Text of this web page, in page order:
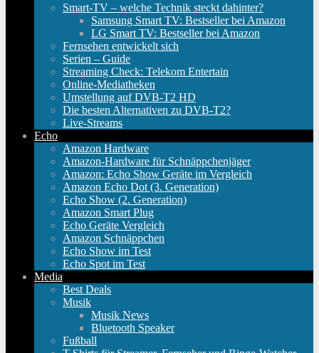
Smart-TV – welche Technik steckt dahinter?
Samsung Smart TV: Bestseller bei Amazon
LG Smart TV: Bestseller bei Amazon
Fernsehen entwickelt sich
Serien – Guide
Streaming Check: Telekom Entertain
Online-Mediatheken
Umstellung auf DVB-T2 HD
Die besten Alternativen zu DVB-T2?
Live-Streams
Echo
Amazon Hardware
Amazon-Hardware für Schnäppchenjäger
Amazon: Echo Show Geräte im Vergleich
Amazon Echo Dot (3. Generation)
Echo Show (2. Generation)
Amazon Smart Plug
Echo Geräte Vergleich
Amazon Schnäppchen
Echo Show im Test
Echo Spot im Test
Media
Best Deals
Musik
Musik News
Bluetooth Speaker
Fußball